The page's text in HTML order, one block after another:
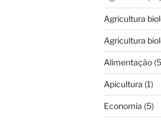
Agricultura
Agricultura
Alimentação
Apicultura (1)
Economia (5)